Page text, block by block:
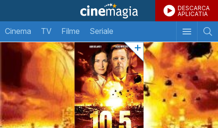
DESCARCA
APLICATIA
Cinema TV Filme Seriale